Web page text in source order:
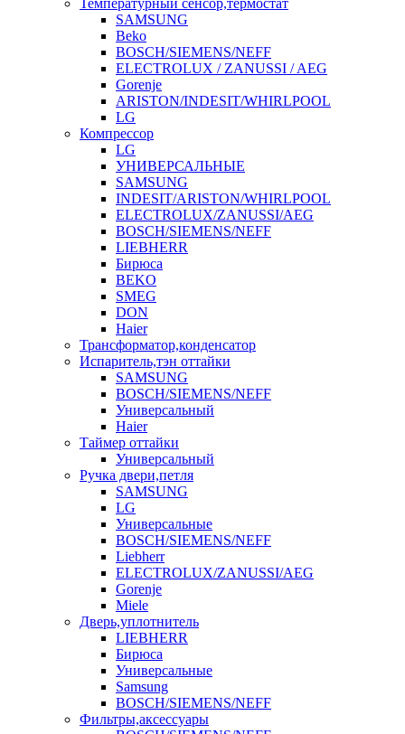
Температурный сенсор,термостат
SAMSUNG
Beko
BOSCH/SIEMENS/NEFF
ELECTROLUX / ZANUSSI / AEG
Gorenje
ARISTON/INDESIT/WHIRLPOOL
LG
Компрессор
LG
УНИВЕРСАЛЬНЫЕ
SAMSUNG
INDESIT/ARISTON/WHIRLPOOL
ELECTROLUX/ZANUSSI/AEG
BOSCH/SIEMENS/NEFF
LIEBHERR
Бирюса
BEKO
SMEG
DON
Haier
Трансформатор,конденсатор
Испаритель,тэн оттайки
SAMSUNG
BOSCH/SIEMENS/NEFF
Универсальный
Haier
Таймер оттайки
Универсальный
Ручка двери,петля
SAMSUNG
LG
Универсальные
BOSCH/SIEMENS/NEFF
Liebherr
ELECTROLUX/ZANUSSI/AEG
Gorenje
Miele
Дверь,уплотнитель
LIEBHERR
Бирюса
Универсальные
Samsung
BOSCH/SIEMENS/NEFF
Фильтры,аксессуары